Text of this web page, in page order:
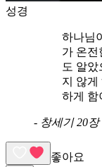
성경
하나님
가 온전
도 알았
지 않게
하게 함
- 창세기 20장
좋아요